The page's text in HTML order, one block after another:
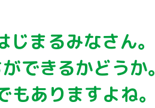
じまるみなさん。
できるかどうか。
もありますよね。